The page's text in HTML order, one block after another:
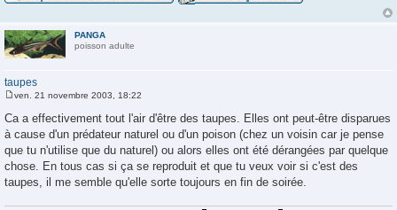
PANGA
poisson adulte
taupes
s
s
g
e
ven. 21 novembre 2003, 18:22
Ca a effectivement tout l'air d'être des taupes. Elles ont peut-être disparues
à cause d'un prédateur naturel ou d'un poison (chez un voisin car je pense
que tu n'utilise que du naturel) ou alors elles ont été dérangées par quelque
chose. En tous cas si ça se reproduit et que tu veux voir si c'est des
taupes, il me semble qu'elle sorte toujours en fin de soirée.